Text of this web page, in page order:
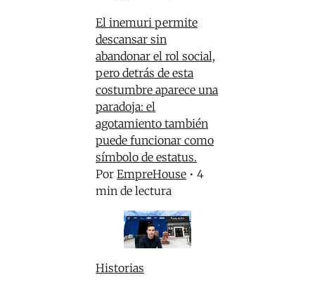
El inemuri permite
descansar sin
abandonar el rol social,
pero detrás de esta
costumbre aparece una
paradoja: el
agotamiento también
puede funcionar como
símbolo de estatus.
Por EmpreHouse • 4
min de lectura
Historias